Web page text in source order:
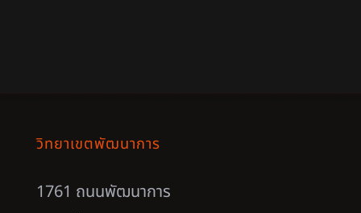
วิทยาเขตพัฒนาการ
1761 ถนนพัฒนาการ